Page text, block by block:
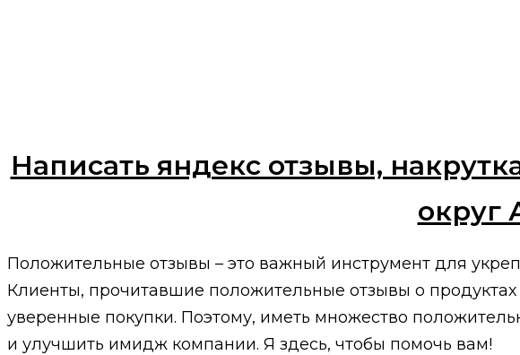
Написать яндекс отзывы,
округ
Положительные отзывы – это важный инструмент для
Клиенты, прочитавшие положительные отзывы о
уверенные покупки. Поэтому, иметь множество
и улучшить имидж компании. Я здесь, чтобы помочь вам!